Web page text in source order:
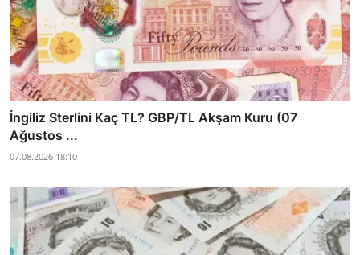
İngiliz Sterlini Kaç TL? GBP/TL Akşam Kuru (07
Ağustos ...
07.08.2026 18:10